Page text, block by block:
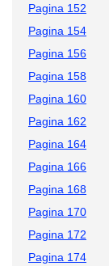
Pagina 152
Pagina 154
Pagina 156
Pagina 158
Pagina 160
Pagina 162
Pagina 164
Pagina 166
Pagina 168
Pagina 170
Pagina 172
Pagina 174